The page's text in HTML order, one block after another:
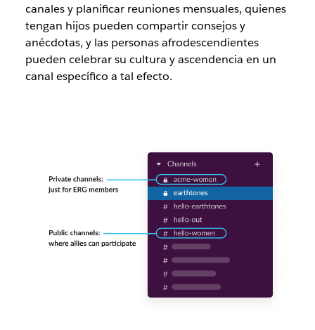
canales y planificar reuniones mensuales, quienes
tengan hijos pueden compartir consejos y
anécdotas, y las personas afrodescendientes
pueden celebrar su cultura y ascendencia en un
canal específico a tal efecto.